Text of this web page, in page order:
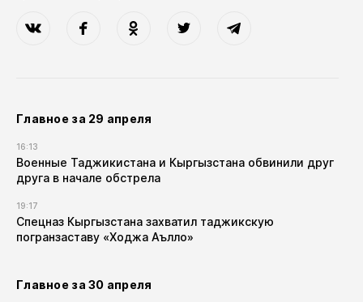
Главное за 29 апреля
16:13
Военные Таджикистана и Кыргызстана обвинили друг
друга в начале обстрела
19:17
Спецназ Кыргызстана захватил таджикскую
погранзаставу «Ходжа Аълло»
Главное за 30 апреля